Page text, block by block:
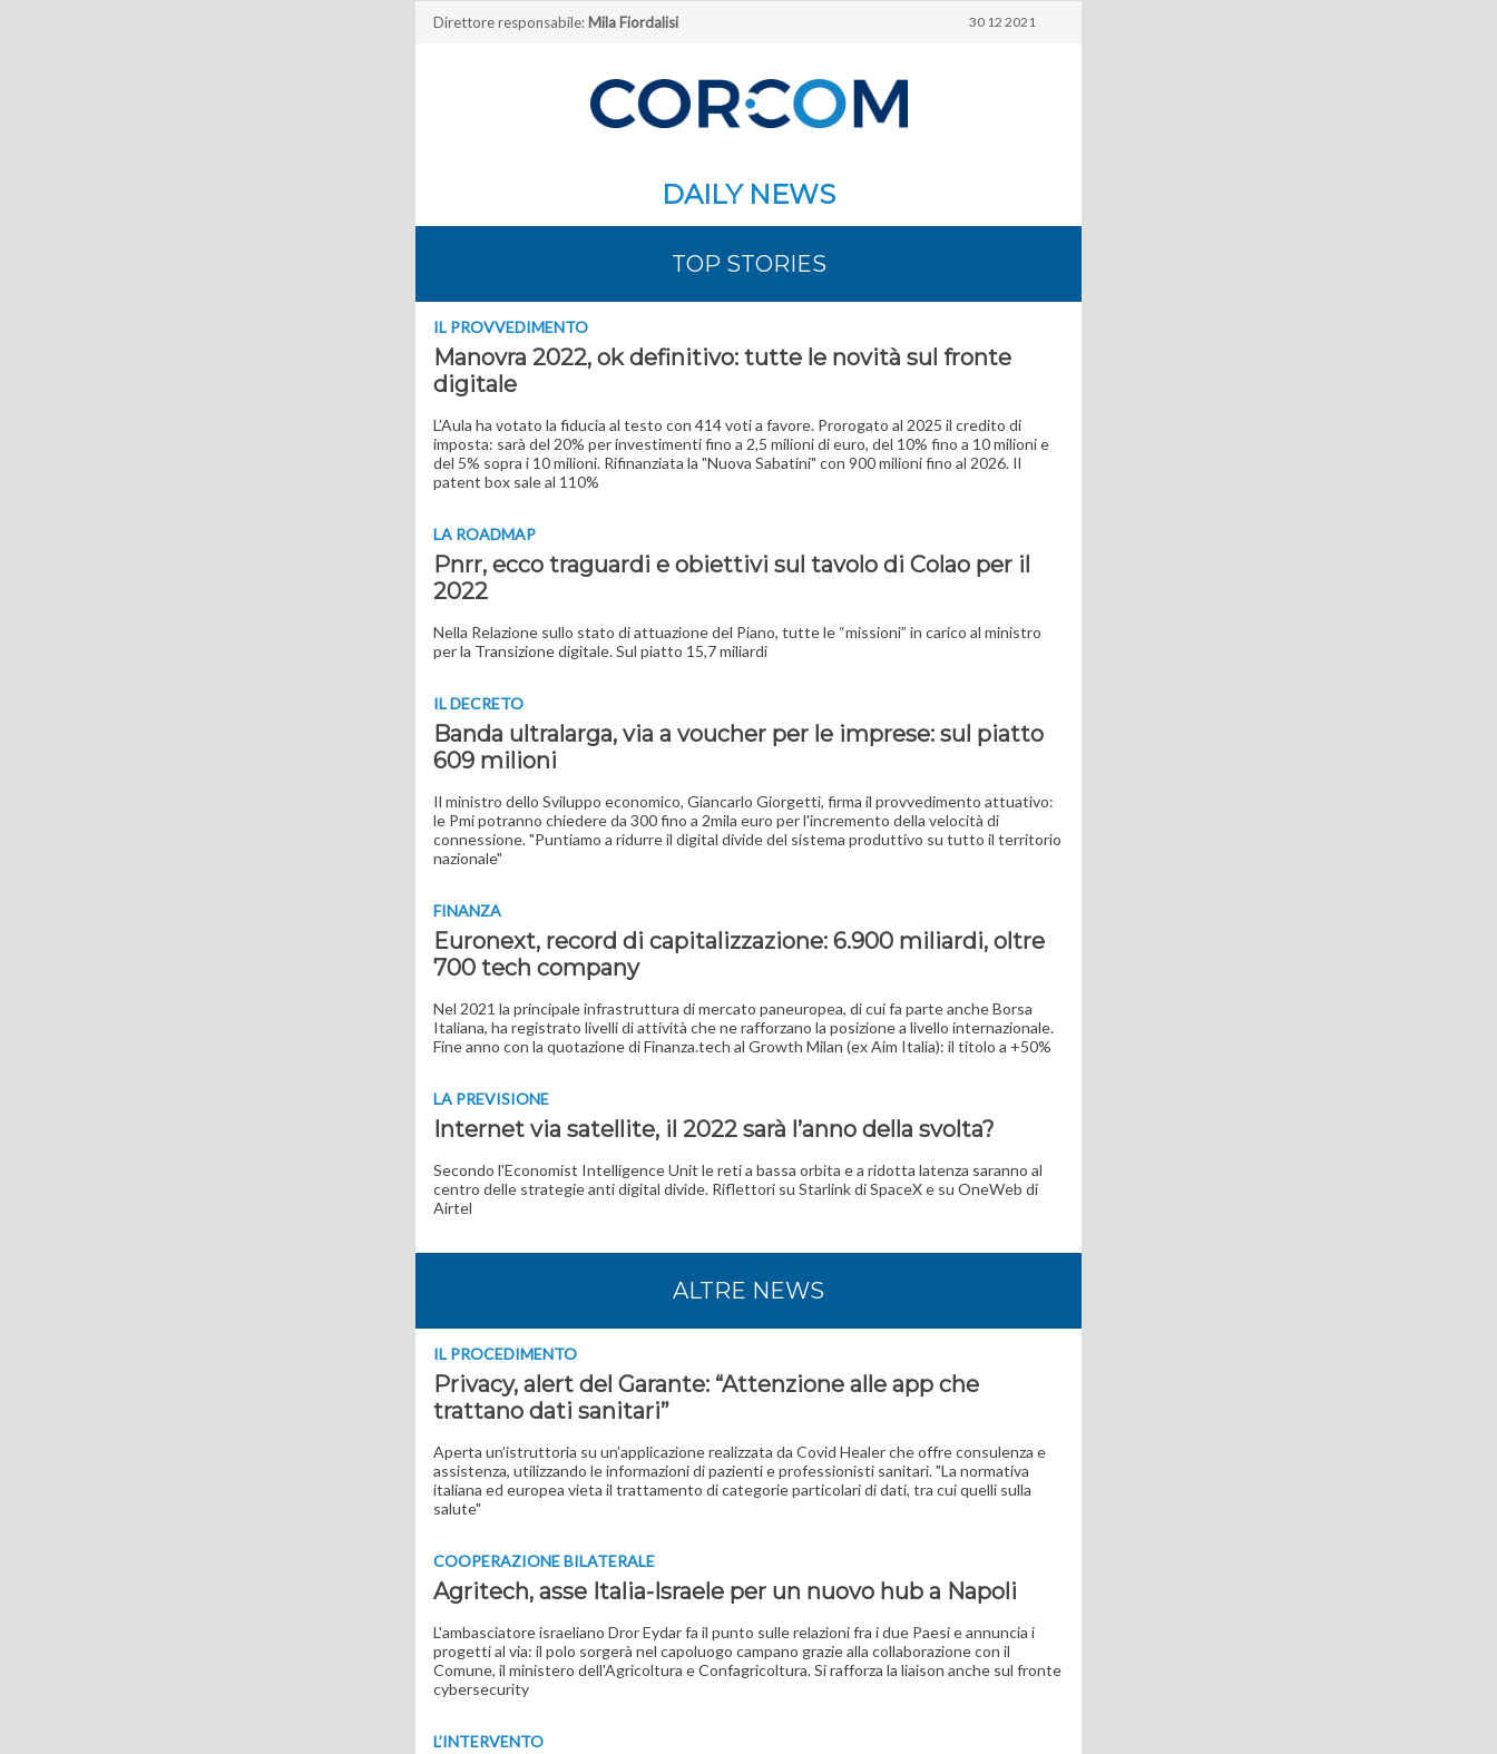
Direttore responsabile: Mila Fiordalisi 30 12 2021
DAILY NEWS
TOP STORIES
IL PROVVEDIMENTO
Manovra 2022, ok definitivo: tutte le novità sul fronte
digitale
L’Aula ha votato la fiducia al testo con 414 voti a favore. Prorogato al 2025 il credito di
imposta: sarà del 20% per investimenti fino a 2,5 milioni di euro, del 10% fino a 10 milioni e
del 5% sopra i 10 milioni. Rifinanziata la "Nuova Sabatini" con 900 milioni fino al 2026. Il
patent box sale al 110%
LA ROADMAP
Pnrr, ecco traguardi e obiettivi sul tavolo di Colao per il
2022
Nella Relazione sullo stato di attuazione del Piano, tutte le “missioni” in carico al ministro
per la Transizione digitale. Sul piatto 15,7 miliardi
IL DECRETO
Banda ultralarga, via a voucher per le imprese: sul piatto
609 milioni
Il ministro dello Sviluppo economico, Giancarlo Giorgetti, firma il provvedimento attuativo:
le Pmi potranno chiedere da 300 fino a 2mila euro per l'incremento della velocità di
connessione. "Puntiamo a ridurre il digital divide del sistema produttivo su tutto il territorio
nazionale"
FINANZA
Euronext, record di capitalizzazione: 6.900 miliardi, oltre
700 tech company
Nel 2021 la principale infrastruttura di mercato paneuropea, di cui fa parte anche Borsa
Italiana, ha registrato livelli di attività che ne rafforzano la posizione a livello internazionale.
Fine anno con la quotazione di Finanza.tech al Growth Milan (ex Aim Italia): il titolo a +50%
LA PREVISIONE
Internet via satellite, il 2022 sarà l’anno della svolta?
Secondo l'Economist Intelligence Unit le reti a bassa orbita e a ridotta latenza saranno al
centro delle strategie anti digital divide. Riflettori su Starlink di SpaceX e su OneWeb di
Airtel
ALTRE NEWS
IL PROCEDIMENTO
Privacy, alert del Garante: “Attenzione alle app che
trattano dati sanitari”
Aperta un’istruttoria su un’applicazione realizzata da Covid Healer che offre consulenza e
assistenza, utilizzando le informazioni di pazienti e professionisti sanitari. "La normativa
italiana ed europea vieta il trattamento di categorie particolari di dati, tra cui quelli sulla
salute"
COOPERAZIONE BILATERALE
Agritech, asse Italia-Israele per un nuovo hub a Napoli
L'ambasciatore israeliano Dror Eydar fa il punto sulle relazioni fra i due Paesi e annuncia i
progetti al via: il polo sorgerà nel capoluogo campano grazie alla collaborazione con il
Comune, il ministero dell'Agricoltura e Confagricoltura. Si rafforza la liaison anche sul fronte
cybersecurity
L’INTERVENTO